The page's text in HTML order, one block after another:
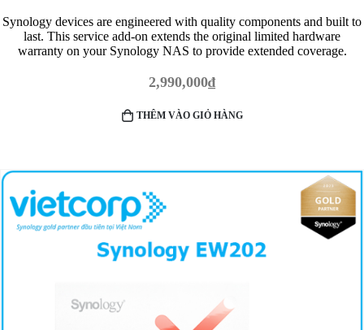
Synology devices are engineered with quality components and built to
last. This service add-on extends the original limited hardware
warranty on your Synology NAS to provide extended coverage.
2,990,000₫
THÊM VÀO GIỎ HÀNG